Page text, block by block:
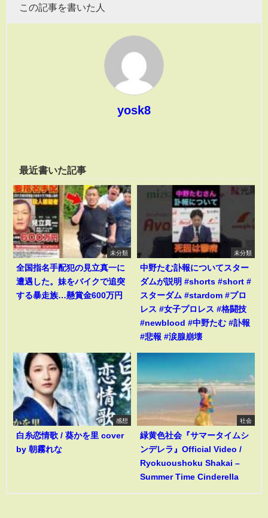
この記事を書いた人
yosk8
最近書いた記事
未分類
全国指名手配犯の見立真一に
遭遇した。妹をバイクで追突
する暴走族…懸賞金600万円
未分類
中野たむ訃報についてスター
ダムが説明 #shorts #short #
スターダム #stardom #プロ
レス #女子プロレス #格闘技
#newblood #中野たむ #訃報
#悲報 #涙腺崩壊
感想
白糸恋情歌 / 葵かを里 cover
by 朝霧れな
社会
緑黄色社会『サマータイムシ
ンデレラ』Official Video /
Ryokuoushoku Shakai –
Summer Time Cinderella